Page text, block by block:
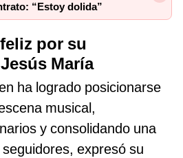
“Estoy dolida”
por su
María
ha logrado posicionarse
musical,
y consolidando una
expresó su